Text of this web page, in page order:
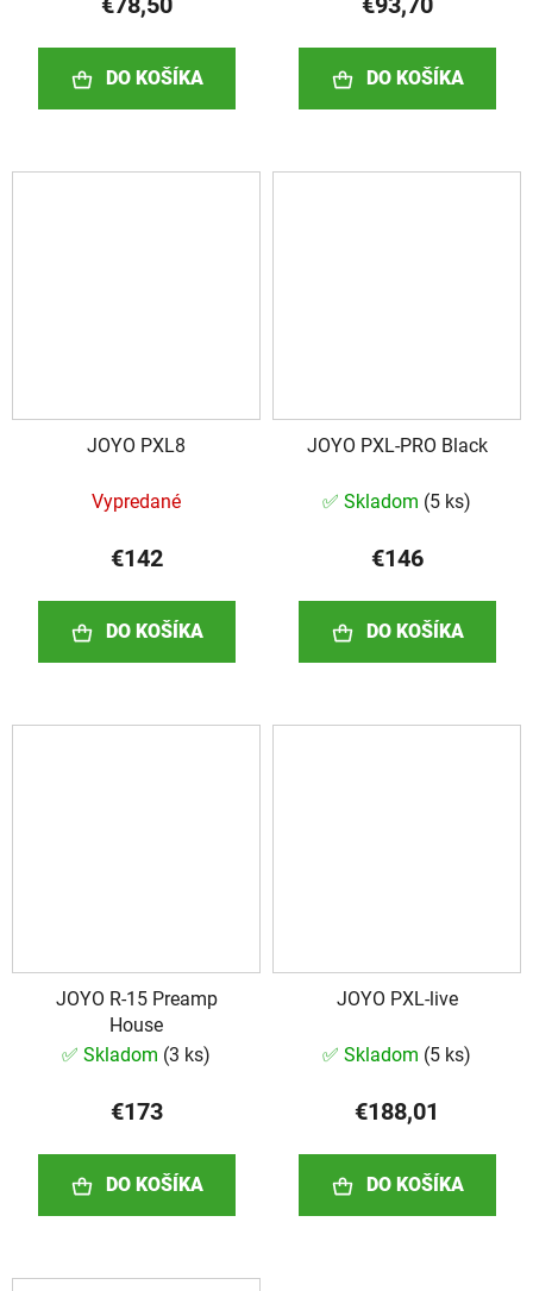
DO KOŠÍKA DO KOŠÍKA
JOYO PXL8
Vypredané
€142
DO KOŠÍKA
JOYO PXL-PRO Black
✅ Skladom (5 ks)
€146
DO KOŠÍKA
JOYO R-15 Preamp
House
✅ Skladom (3 ks)
€173
DO KOŠÍKA
JOYO PXL-live
✅ Skladom (5 ks)
€188,01
DO KOŠÍKA